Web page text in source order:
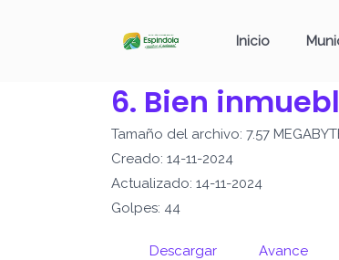
Inicio
6. Bien
Tamaño del archivo: 7.57
Creado: 14-11-2024
Actualizado: 14-11-2024
Golpes: 44
Descargar Avance